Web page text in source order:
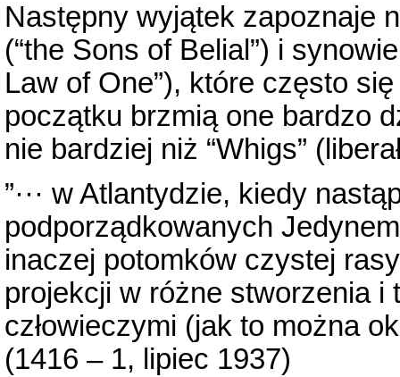
Następny wyjątek zapoznaje
(“the Sons of Belial”) i
Law of One”), które często
początku brzmią one bardzo
nie bardziej niż “Whigs”
”··· w Atlantydzie, kiedy
podporządkowanych
inaczej potomków czystej
projekcji w różne stworzenia i
człowieczymi (jak to można
(1416 – 1, lipiec 1937)